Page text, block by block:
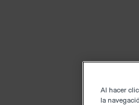
Al hacer clic
la